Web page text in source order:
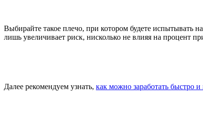
Выбирайте такое плечо, при котором будете испытывать
лишь увеличивает риск, нисколько не влияя на процент
Далее рекомендуем узнать, как можно заработать быстро